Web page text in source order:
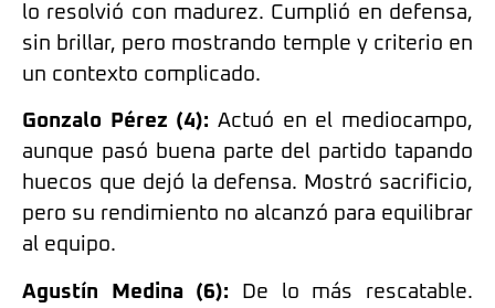
lo resolvió con madurez. Cumplió en defensa,
sin brillar, pero mostrando temple y criterio en
un contexto complicado.
Gonzalo Pérez (4): Actuó en el mediocampo,
aunque pasó buena parte del partido tapando
huecos que dejó la defensa. Mostró sacrificio,
pero su rendimiento no alcanzó para equilibrar
al equipo.
Agustín Medina (6): De lo más rescatable.